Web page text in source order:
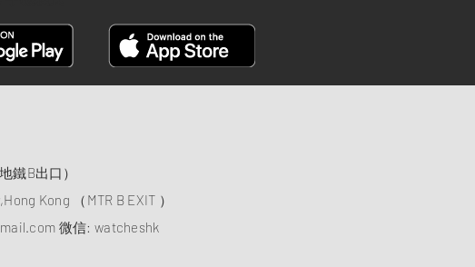
鐵B出口）
Kong （MTR B EXIT ）
微信: watcheshk